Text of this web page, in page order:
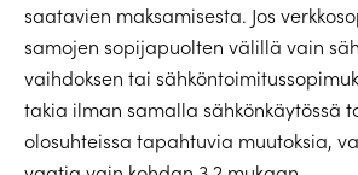
saatavien maksamisesta. Jos
samojen sopijapuolten välillä vain
vaihdoksen tai
takia ilman samalla sähkönkäytössä
olosuhteissa tapahtuvia muutoksia,